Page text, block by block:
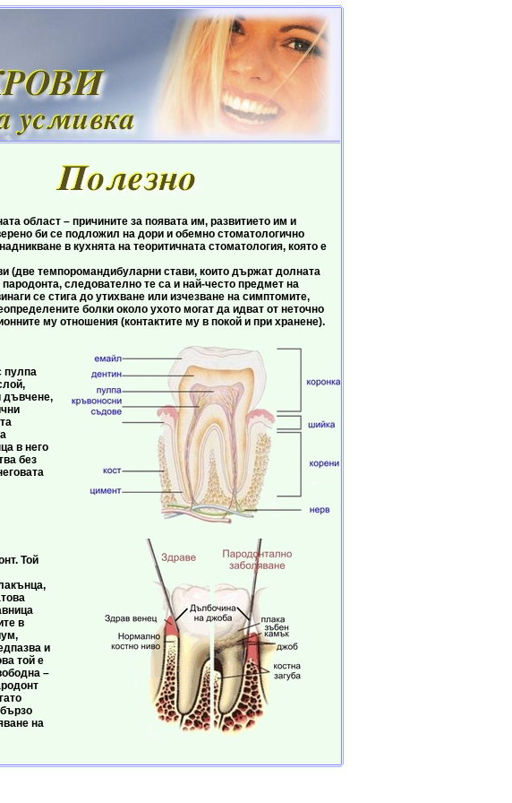
– причините за появата им, развитието им и
би се подложил на дори и обемно стоматологично
в кухнята на теоритичната стоматология, която е
темпоромандибуларни стави, които държат долната
следователно те са и най-често предмет на
се стига до утихване или изчезване на симптомите,
болки около ухото могат да идват от неточно
му отношения (контактите му в покой и при хранене).
дъвчене,
в него
без
Той
в
и
той е
–
на